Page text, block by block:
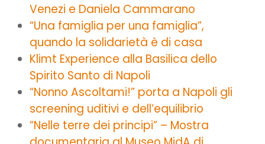
Venezi e Daniela Cammarano
“Una famiglia per una famiglia”,
quando la solidarietà è di casa
Klimt Experience alla Basilica dello
Spirito Santo di Napoli
“Nonno Ascoltami!” porta a Napoli gli
screening uditivi e dell’equilibrio
“Nelle terre dei principi” – Mostra